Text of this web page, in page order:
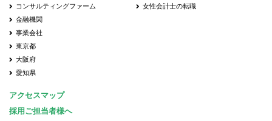
コンサルティングファーム
金融機関
事業会社
東京都
大阪府
愛知県
女性会計士の転職
アクセスマップ
採用ご担当者様へ